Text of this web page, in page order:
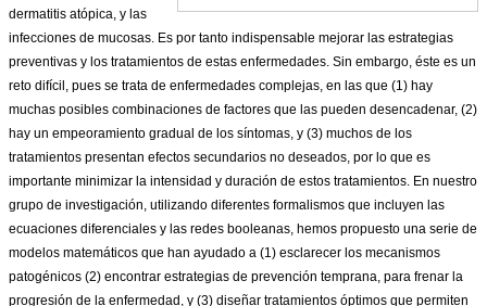
dermatitis atópica, y las
infecciones de mucosas. Es por tanto indispensable mejorar las estrategias
preventivas y los tratamientos de estas enfermedades. Sin embargo, éste es un
reto difícil, pues se trata de enfermedades complejas, en las que (1) hay
muchas posibles combinaciones de factores que las pueden desencadenar, (2)
hay un empeoramiento gradual de los síntomas, y (3) muchos de los
tratamientos presentan efectos secundarios no deseados, por lo que es
importante minimizar la intensidad y duración de estos tratamientos. En nuestro
grupo de investigación, utilizando diferentes formalismos que incluyen las
ecuaciones diferenciales y las redes booleanas, hemos propuesto una serie de
modelos matemáticos que han ayudado a (1) esclarecer los mecanismos
patogénicos (2) encontrar estrategias de prevención temprana, para frenar la
progresión de la enfermedad, y (3) diseñar tratamientos óptimos que permiten